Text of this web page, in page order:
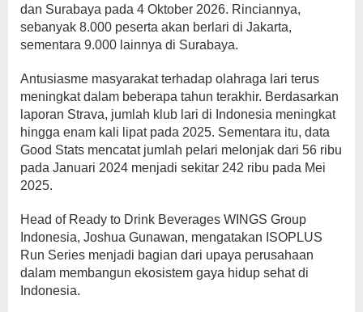
dan Surabaya pada 4 Oktober 2026. Rinciannya,
sebanyak 8.000 peserta akan berlari di Jakarta,
sementara 9.000 lainnya di Surabaya.
Antusiasme masyarakat terhadap olahraga lari terus
meningkat dalam beberapa tahun terakhir. Berdasarkan
laporan Strava, jumlah klub lari di Indonesia meningkat
hingga enam kali lipat pada 2025. Sementara itu, data
Good Stats mencatat jumlah pelari melonjak dari 56 ribu
pada Januari 2024 menjadi sekitar 242 ribu pada Mei
2025.
Head of Ready to Drink Beverages WINGS Group
Indonesia, Joshua Gunawan, mengatakan ISOPLUS
Run Series menjadi bagian dari upaya perusahaan
dalam membangun ekosistem gaya hidup sehat di
Indonesia.